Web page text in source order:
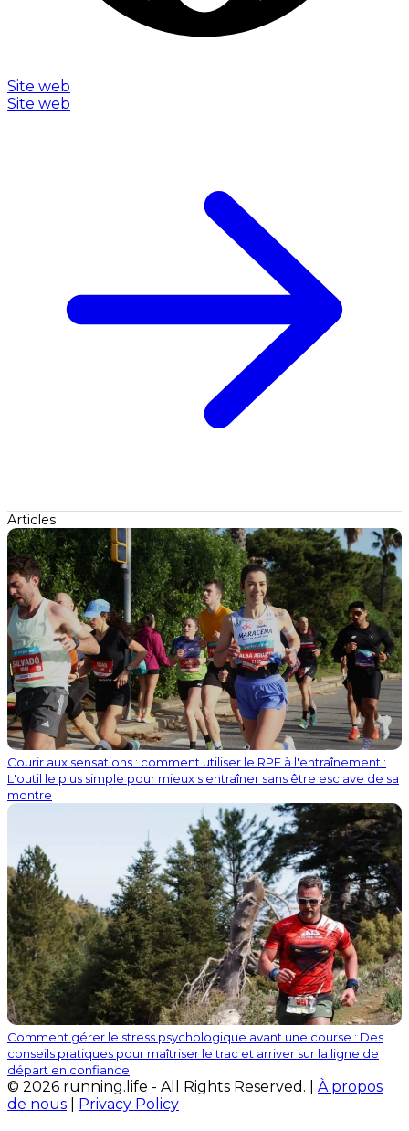
Site web
Site web
Articles
Courir aux sensations : comment utiliser le RPE à l'entraînement :
L'outil le plus simple pour mieux s'entraîner sans être esclave de sa
montre
Comment gérer le stress psychologique avant une course : Des
conseils pratiques pour maîtriser le trac et arriver sur la ligne de
départ en confiance
© 2026 running.life - All Rights Reserved. | À propos
de nous
Privacy Policy